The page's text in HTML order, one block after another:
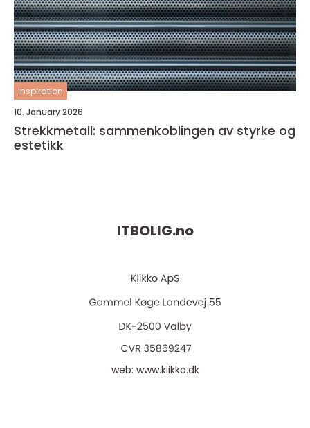
inspiration
10. January 2026
Strekkmetall: sammenkoblingen av styrke og
estetikk
ITBOLIG.no
web: www.klikko.dk